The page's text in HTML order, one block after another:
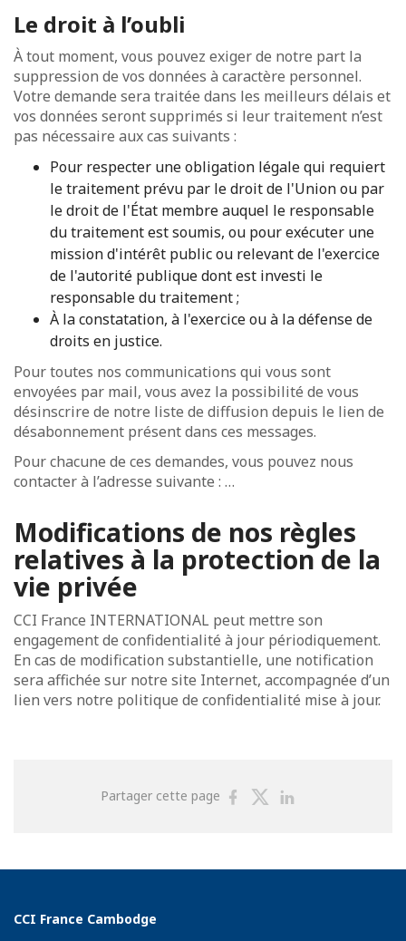
Le droit à l’oubli
À tout moment, vous pouvez exiger de notre part la
suppression de vos données à caractère personnel.
Votre demande sera traitée dans les meilleurs délais et
vos données seront supprimés si leur traitement n’est
pas nécessaire aux cas suivants :
Pour respecter une obligation légale qui requiert
le traitement prévu par le droit de l'Union ou par
le droit de l'État membre auquel le responsable
du traitement est soumis, ou pour exécuter une
mission d'intérêt public ou relevant de l'exercice
de l'autorité publique dont est investi le
responsable du traitement ;
À la constatation, à l'exercice ou à la défense de
droits en justice.
Pour toutes nos communications qui vous sont
envoyées par mail, vous avez la possibilité de vous
désinscrire de notre liste de diffusion depuis le lien de
désabonnement présent dans ces messages.
Pour chacune de ces demandes, vous pouvez nous
contacter à l’adresse suivante : …
Modifications de nos règles
relatives à la protection de la
vie privée
CCI France INTERNATIONAL peut mettre son
engagement de confidentialité à jour périodiquement.
En cas de modification substantielle, une notification
sera affichée sur notre site Internet, accompagnée d’un
lien vers notre politique de confidentialité mise à jour.
Partager cette page
PartagerPartager
CCI France Cambodge